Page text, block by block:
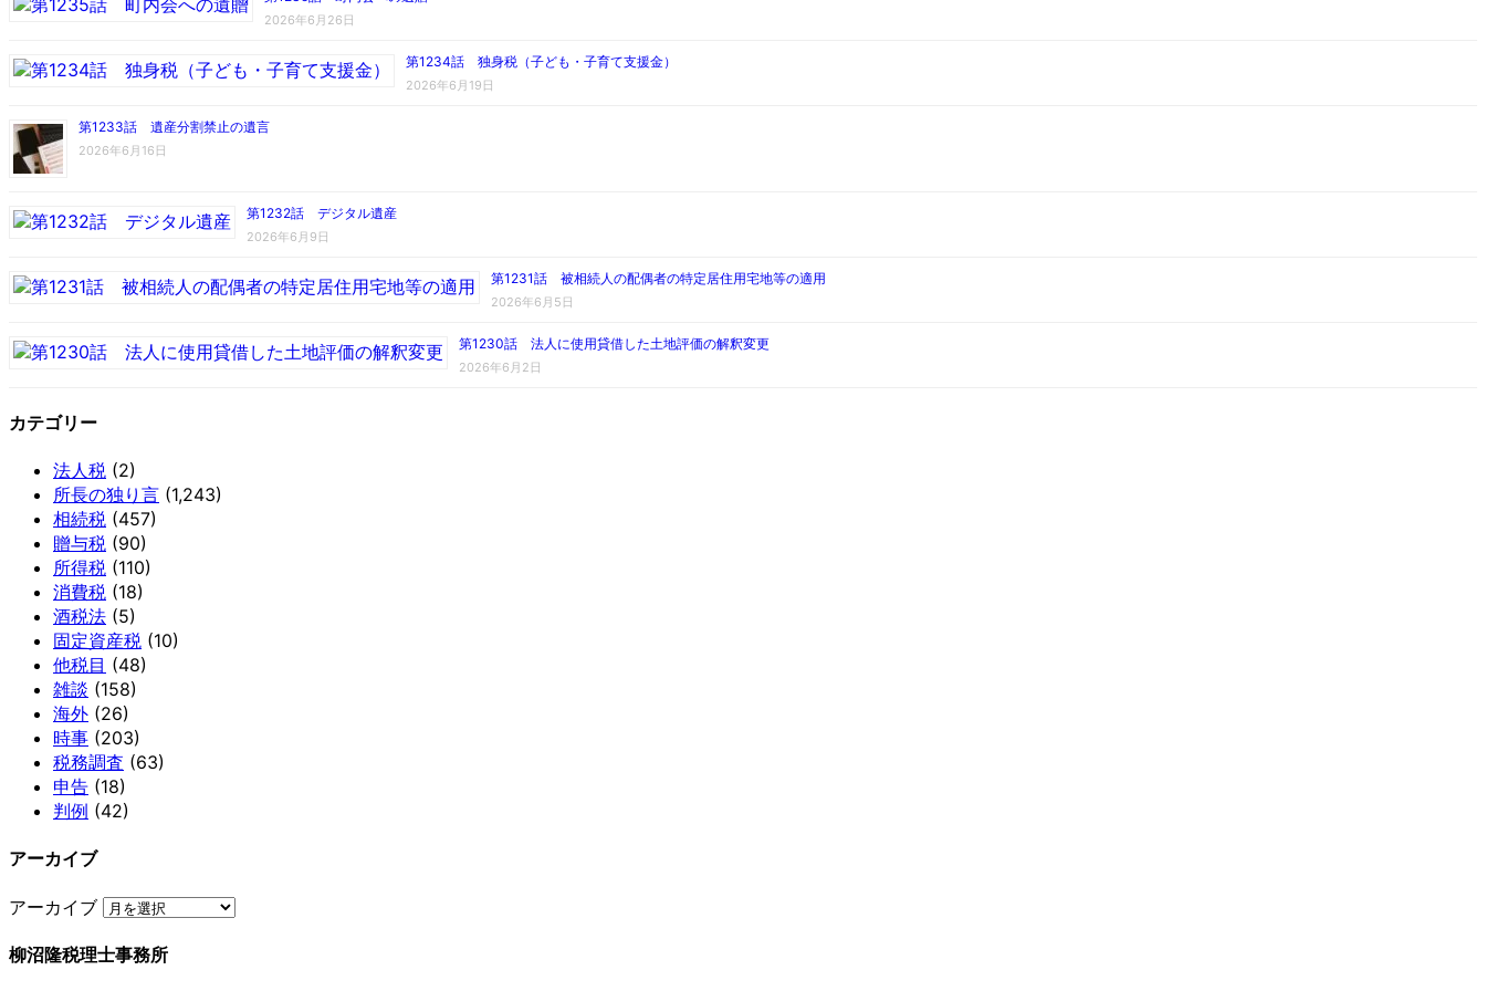
2026年6月26日
第1234話 独身税（子ども・子育て支援金）
2026年6月19日
第1233話 遺産分割禁止の遺言
2026年6月16日
第1232話 デジタル遺産
2026年6月9日
第1231話 被相続人の配偶者の特定居住用宅地等の適用
2026年6月5日
第1230話 法人に使用貸借した土地評価の解釈変更
2026年6月2日
カテゴリー
法人税 (2)
所長の独り言 (1,243)
相続税 (457)
贈与税 (90)
所得税 (110)
消費税 (18)
酒税法 (5)
固定資産税 (10)
他税目 (48)
雑談 (158)
海外 (26)
時事 (203)
税務調査 (63)
申告 (18)
判例 (42)
アーカイブ
アーカイブ
柳沼隆税理士事務所